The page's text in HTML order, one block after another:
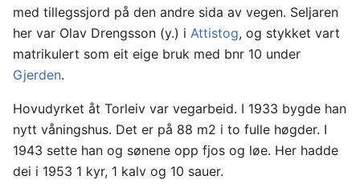
med tillegssjord på den andre sida av vegen. Seljaren
her var Olav Drengsson (y.) i Attistog, og stykket vart
matrikulert som eit eige bruk med bnr 10 under
Gjerden.
Hovudyrket åt Torleiv var vegarbeid. I 1933 bygde han
nytt våningshus. Det er på 88 m2 i to fulle høgder. I
1943 sette han og sønene opp fjos og løe. Her hadde
dei i 1953 1 kyr, 1 kalv og 10 sauer.